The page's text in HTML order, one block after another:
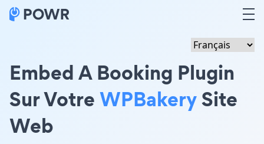
Embed A Booking Plugin
Sur VotreWPBakerySite
Web